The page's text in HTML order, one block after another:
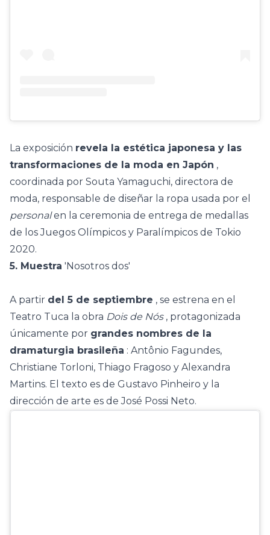
La exposición revela la estética japonesa y las
transformaciones de la moda en Japón ,
coordinada por Souta Yamaguchi, directora de
moda, responsable de diseñar la ropa usada por el
personalen la ceremonia de entrega de medallas
de los Juegos Olímpicos y Paralímpicos de Tokio
2020.
5. Muestra 'Nosotros dos'
A partir del 5 de septiembre , se estrena en el
Teatro Tuca la obra Dois de Nós, protagonizada
únicamente por grandes nombres de la
dramaturgia brasileña : Antônio Fagundes,
Christiane Torloni, Thiago Fragoso y Alexandra
Martins. El texto es de Gustavo Pinheiro y la
dirección de arte es deJosé Possi Neto.